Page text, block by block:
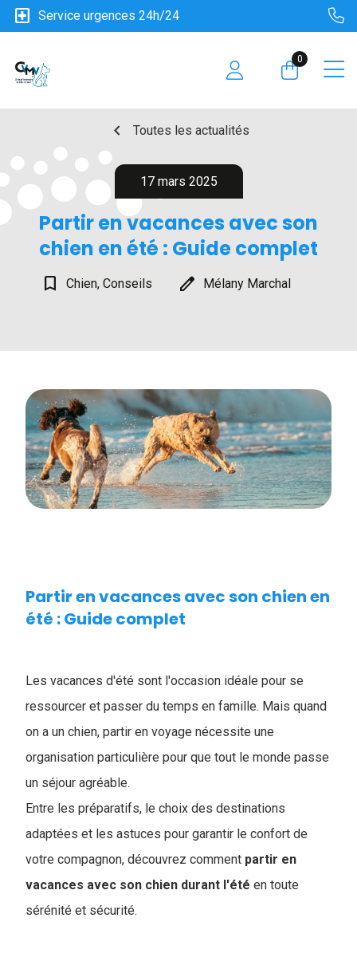
local_hospital Service urgences 24h/24
0
chevron_left Toutes les actualités
17 mars 2025
Partir en vacances avec son
chien en été : Guide complet
bookmark_border Chien, Conseils edit Mélany Marchal
Partir en vacances avec son chien en
été : Guide complet
Les vacances d'été sont l'occasion idéale pour se
ressourcer et passer du temps en famille. Mais quand
on a un chien, partir en voyage nécessite une
organisation particulière pour que tout le monde passe
un séjour agréable.
Entre les préparatifs, le choix des destinations
adaptées et les astuces pour garantir le confort de
votre compagnon, découvrez comment partir en
vacances avec son chien durant l'été en toute
sérénité et sécurité.